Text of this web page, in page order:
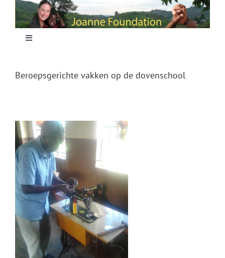
content
Toggle
Projecten
Nieuws
Sponsoring
Over ons
Beroepsgerichte vakken op de dovenschool